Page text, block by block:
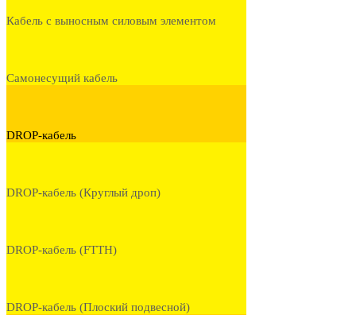
Кабель с выносным силовым элементом
Самонесущий кабель
DROP-кабель
DROP-кабель (Круглый дроп)
DROP-кабель (FTTH)
DROP-кабель (Плоский подвесной)